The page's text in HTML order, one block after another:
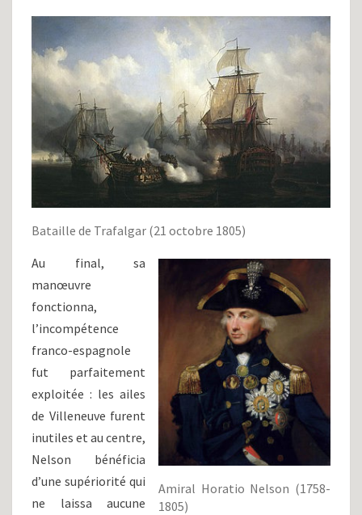
Bataille de Trafalgar (21 octobre 1805)
Amiral Horatio Nelson (1758-
1805)
Au final, sa
manœuvre
fonctionna,
l’incompétence
franco-espagnole
fut parfaitement
exploitée : les ailes
de Villeneuve furent
inutiles et au centre,
Nelson bénéficia
d’une supériorité qui
ne laissa aucune